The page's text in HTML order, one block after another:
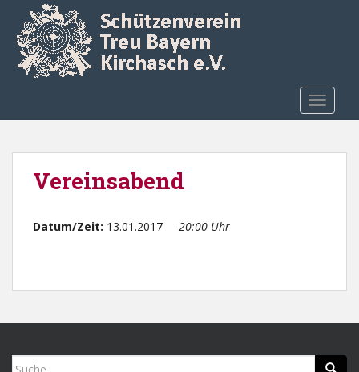
Skip to main content
Vereinsabend
Datum/Zeit: 13.01.2017 20:00 Uhr
Suche